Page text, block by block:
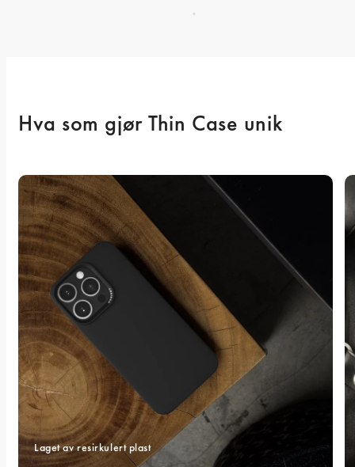
Hva som gjør Thin Case unik
Laget av resirkulert plast